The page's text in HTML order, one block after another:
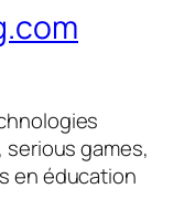
games,
en éducation